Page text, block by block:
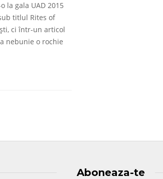
la gala UAD 2015
titlul Rites of
ci într-un articol
nebunie o rochie
Aboneaza-te